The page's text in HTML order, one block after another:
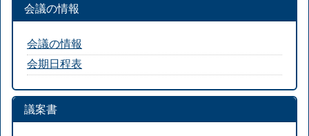
会議の情報
会議の情報
会期日程表
議案書